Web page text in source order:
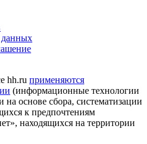
данных
hh.ru применяются
(информационные технологии
основе сбора, систематизации
к предпочтениям
находящихся на территории